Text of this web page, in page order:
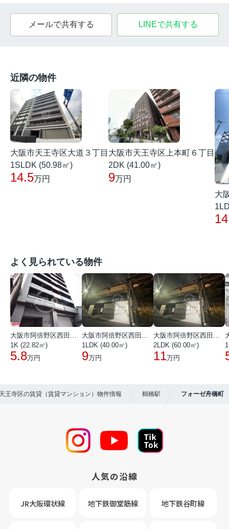
メールで共有する LINEで共有する
近隣の物件
大阪市天王寺区大道３丁目
1SLDK (50.98㎡)
14.5万円
大阪市天王寺区上本町６丁目
2DK (41.00㎡)
9万円
大
よく見られている物件
1K (22.82㎡)
5.8万円
1LDK (40.00㎡)
9万円
2LDK (60.00㎡)
11万円
王寺区の賃貸（賃貸マンション）物件情報 鶴橋駅 フォーゼ舟橋町
人気の沿線
JR大阪環状線 地下鉄御堂筋線 地下鉄谷町線